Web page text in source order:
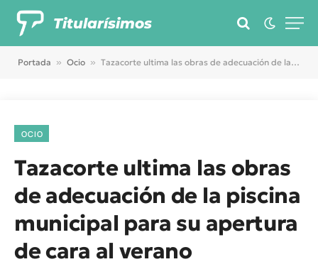
Titularísimos
Portada » Ocio » Tazacorte ultima las obras de adecuación de la piscina municipal para su apertura de cara al verano
OCIO
Tazacorte ultima las obras
de adecuación de la piscina
municipal para su apertura
de cara al verano